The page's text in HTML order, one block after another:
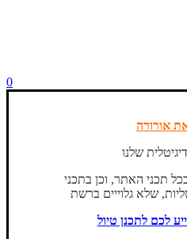
0
אורורה
שלנו
תכני האתר, וכן בתכני
שלא גלוייים ברשת
לכם לתכנן טיול